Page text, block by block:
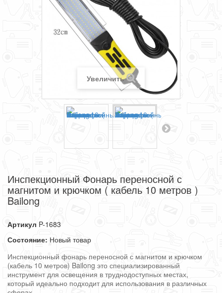
Увеличить
Инспекционный Фонарь переносной с
магнитом и крючком ( кабель 10 метров )
Bailong
Артикул P-1683
Состояние: Новый товар
Инспекционный фонарь переносной с магнитом и крючком
(кабель 10 метров) Bailong это специализированный
инструмент для освещения в труднодоступных местах,
который идеально подходит для использования в различных